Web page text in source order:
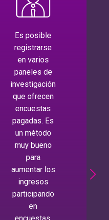
Es posible
registrarse
en varios
paneles de
investigación
que ofrecen
encuestas
pagadas. Es
un método
muy bueno
para
aumentar los
ingresos
participando
en